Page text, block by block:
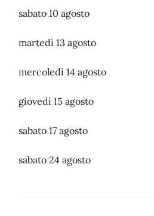
sabato 10 agosto
martedì 13 agosto
mercoledì 14 agosto
giovedì 15 agosto
sabato 17 agosto
sabato 24 agosto